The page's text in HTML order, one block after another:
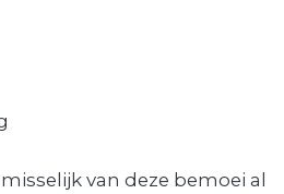
van deze bemoei al